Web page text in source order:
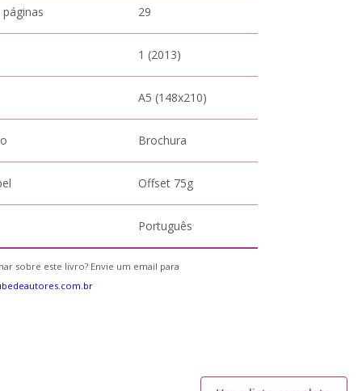
29
1 (2013)
A5 (148x210)
Brochura
Offset 75g
Português
sobre este livro? Envie um email para